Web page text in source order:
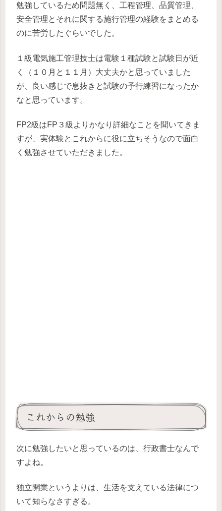
勉強しているため問題無く、工程管理、品質管理、
安全管理とそれに関する施行管理の経験をまとめる
のに苦労したぐらいでした。
１級電気施工管理技士は電験１種試験と試験日が近
く（１０月と１１月）大丈夫かと思っていました
が、良い感じで息抜きと試験の予行練習になったか
なと思っています。
FP2級はFP３級よりかなり詳細なことを聞いてきま
すが、実体験とこれからに役に立ちそうなので面白
く勉強させていただきました。
これからの勉強
次に勉強したいと思っているのは、行政書士なんで
すよね。
独立開業というよりは、生活を支えている法律につ
いて知らなさすぎる。